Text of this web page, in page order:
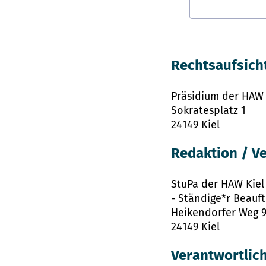
Präsidium der
Sokratesplatz 1
24149 Kiel
Redaktion /
StuPa der HAW Kiel
- Ständige*r
Heikendorfer Weg
24149 Kiel